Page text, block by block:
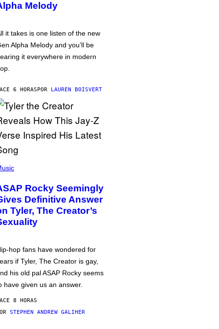
Melody
it takes is one listen of the new
Alpha Melody and you’ll be
it everywhere in modern
6 HORASPOR LAUREN BOISVERT
Rocky Seemingly
Definitive Answer
Tyler, The Creator’s
hop fans have wondered for
if Tyler, The Creator is gay,
his old pal ASAP Rocky seems
have given us an answer.
8 HORAS
STEPHEN ANDREW GALIHER